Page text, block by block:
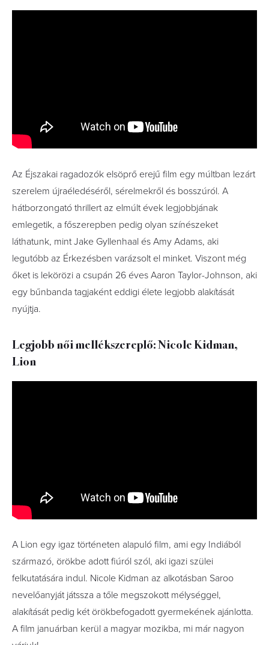
Az Éjszakai ragadozók elsöprő erejű film egy múltban lezárt
szerelem újraéledéséről, sérelmekről és bosszúról. A
hátborzongató thrillert az elmúlt évek legjobbjának
emlegetik, a főszerepben pedig olyan színészeket
láthatunk, mint Jake Gyllenhaal és Amy Adams, aki
legutóbb az Érkezésben varázsolt el minket. Viszont még
őket is lekörözi a csupán 26 éves Aaron Taylor-Johnson, aki
egy bűnbanda tagjaként eddigi élete legjobb alakítását
nyújtja.
Legjobb női mellékszereplő: Nicole Kidman,
Lion
A Lion egy igaz történeten alapuló film, ami egy Indiából
származó, örökbe adott fiúról szól, aki igazi szülei
felkutatására indul. Nicole Kidman az alkotásban Saroo
nevelőanyját játssza a tőle megszokott mélységgel,
alakítását pedig két örökbefogadott gyermekének ajánlotta.
A film januárban kerül a magyar mozikba, mi már nagyon